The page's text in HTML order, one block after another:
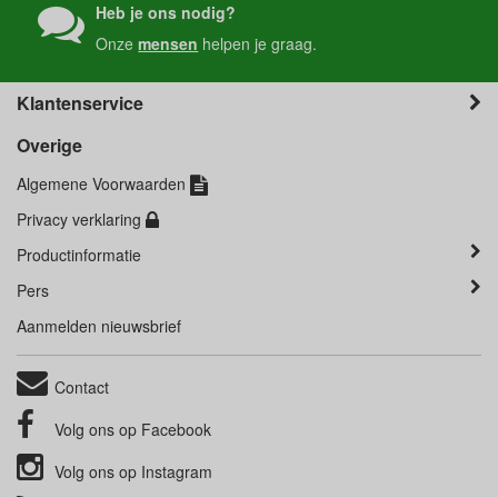
Heb je ons nodig?
Onzemensen helpen je graag.
Klantenservice
Overige
Algemene Voorwaarden
Privacy verklaring
Productinformatie
Pers
Aanmelden nieuwsbrief
Contact
Volg ons op Facebook
Volg ons op Instagram